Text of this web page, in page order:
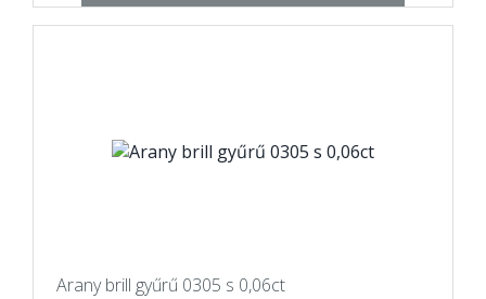
Arany brill gyűrű 0305 s 0,06ct